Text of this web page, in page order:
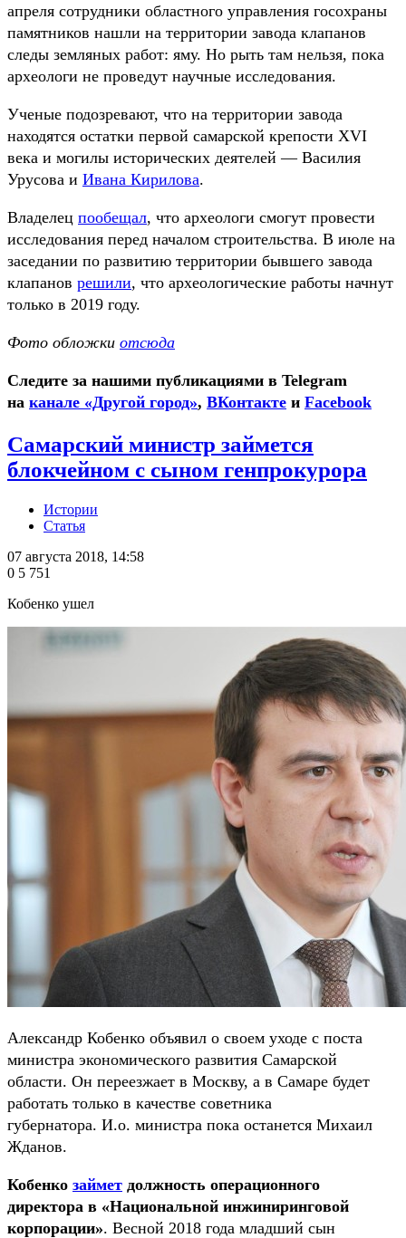
апреля сотрудники областного управления госохраны
памятников нашли на территории завода клапанов
следы земляных работ: яму. Но рыть там нельзя, пока
археологи не проведут научные исследования.
Ученые подозревают, что на территории завода
находятся остатки первой самарской крепости XVI
века и могилы исторических деятелей — Василия
Урусова и Ивана Кирилова.
Владелец пообещал, что археологи смогут провести
исследования перед началом строительства. В июле на
заседании по развитию территории бывшего завода
клапанов решили, что археологические работы начнут
только в 2019 году.
Фото обложки отсюда
Следите за нашими публикациями в Telegram
на канале «Другой город», ВКонтакте и Facebook
Самарский министр займется
блокчейном с сыном генпрокурора
Истории
Статья
07 августа 2018, 14:58
0 5 751
Кобенко ушел
Александр Кобенко объявил о своем уходе с поста
министра экономического развития Самарской
области. Он переезжает в Москву, а в Самаре будет
работать только в качестве советника
губернатора. И.о. министра пока останется Михаил
Жданов.
Кобенко займет должность операционного
директора в «Национальной инжиниринговой
корпорации». Весной 2018 года младший сын